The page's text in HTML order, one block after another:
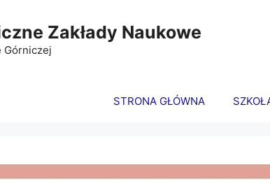
Zakłady Naukowe
Górniczej
STRONA GŁÓWNA